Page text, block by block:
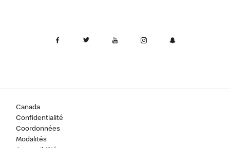
Canada
Confidentialité
Coordonnées
Modalités